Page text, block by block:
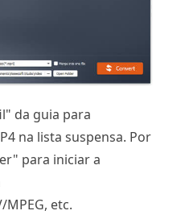
da guia para
na lista suspensa. Por
para iniciar a
MPEG, etc.